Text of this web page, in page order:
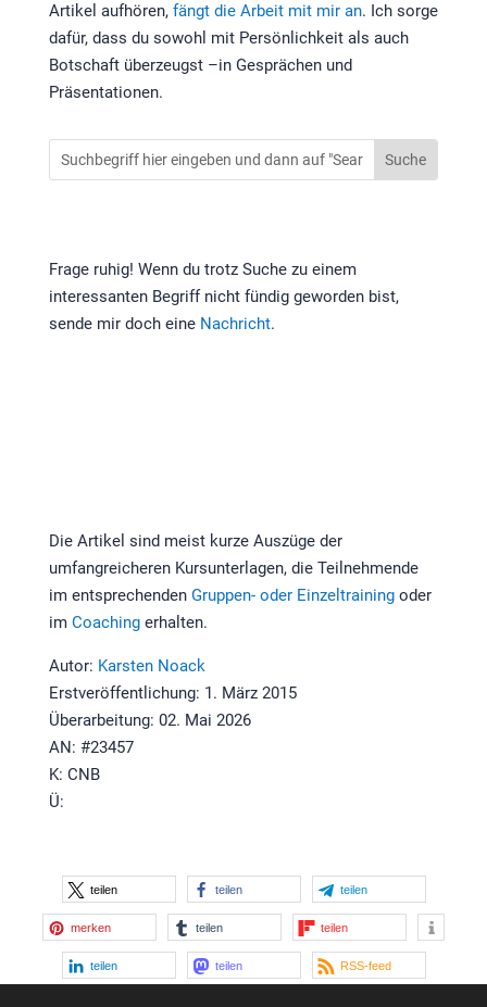
Artikel aufhören, fängt die Arbeit mit mir an. Ich sorge
dafür, dass du sowohl mit Persönlichkeit als auch
Botschaft überzeugst –in Gesprächen und
Präsentationen.
Frage ruhig! Wenn du trotz Suche zu einem
interessanten Begriff nicht fündig geworden bist,
sende mir doch eine Nachricht.
Die Artikel sind meist kurze Auszüge der
umfangreicheren Kursunterlagen, die Teilnehmende
im entsprechenden Gruppen- oder Einzeltrainingoder
im Coachingerhalten.
Autor: Karsten Noack
Erstveröffentlichung: 1. März 2015
Überarbeitung: 02. Mai 2026
AN: #23457
K: CNB
Ü:
teilen teilen teilen
merken teilen teilen
teilen teilen RSS-feed